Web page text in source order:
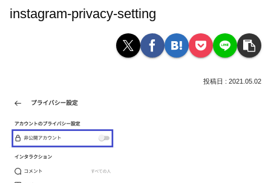
instagram-privacy-setting
2021.05.02